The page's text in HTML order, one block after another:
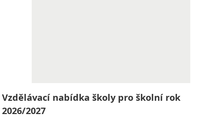
Vzdělávací nabídka školy pro školní rok
2026/2027